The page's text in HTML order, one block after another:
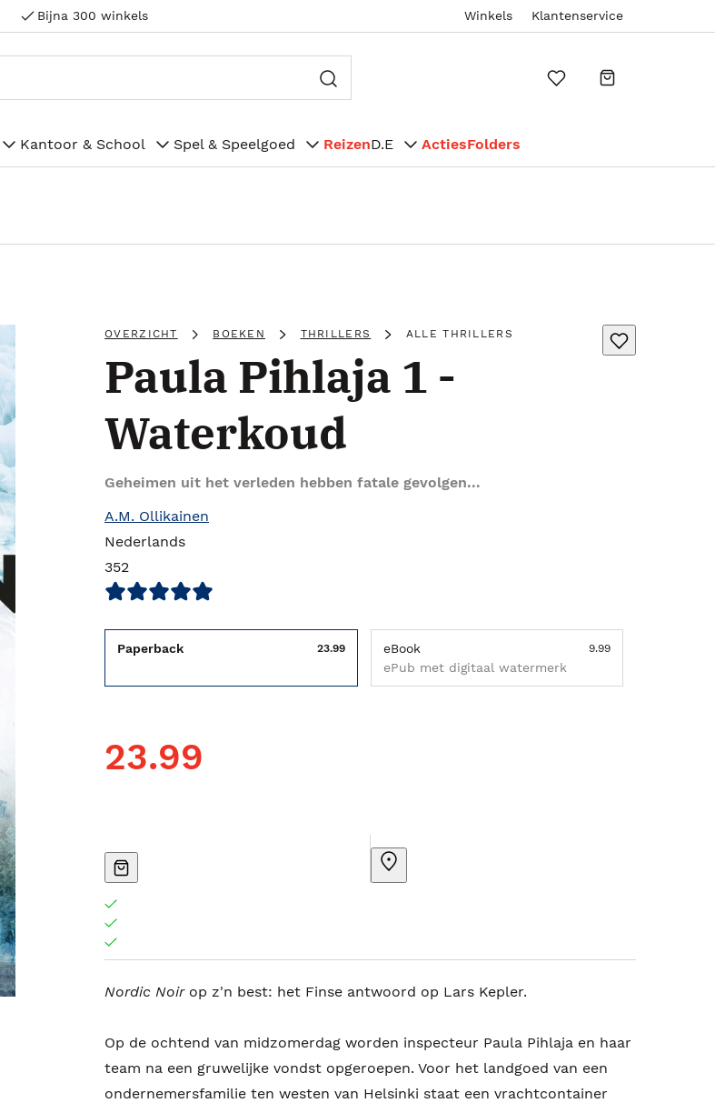
Bijna 300 winkels Winkels Klantenservice
Kantoor & School Spel & Speelgoed ReizenD.E ActiesFolders
OVERZICHT BOEKEN THRILLERS ALLE THRILLERS
Paula Pihlaja 1 -
Waterkoud
Geheimen uit het verleden hebben fatale gevolgen...
A.M. Ollikainen
Nederlands
352
Paperback 23.99 eBook 9.99
ePub met digitaal watermerk
23.99
Nordic Noirop z'n best: het Finse antwoord op Lars Kepler.
Op de ochtend van midzomerdag worden inspecteur Paula Pihlaja en haar
team na een gruwelijke vondst opgeroepen. Voor het landgoed van een
ondernemersfamilie ten westen van Helsinki staat een vrachtcontainer